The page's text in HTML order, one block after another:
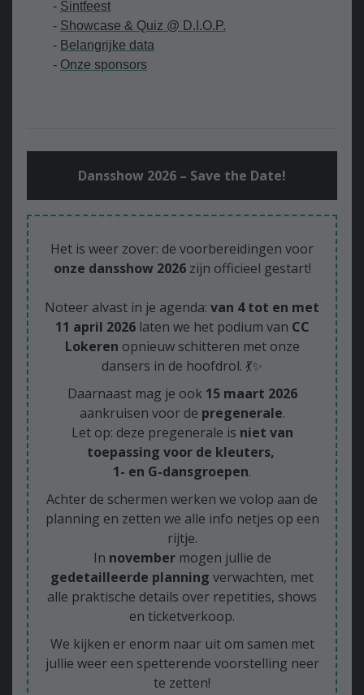
- Sintfeest
- Showcase & Quiz @ D.I.O.P.
- Belangrijke data
- Onze sponsors
Dansshow 2026 – Save the Date!
Het is weer zover: de voorbereidingen voor
onze dansshow 2026zijn officieel gestart!
Noteer alvast in je agenda: van 4 tot en met
11 april 2026laten we het podium van CC
Lokeren opnieuw schitteren met onze
dansers in de hoofdrol. 💃✨
Daarnaast mag je ook 15 maart 2026
aankruisen voor de pregenerale.
Let op: deze pregenerale is niet van
toepassing voor de kleuters,
1- en G-dansgroepen.
Achter de schermen werken we volop aan de
planning en zetten we alle info netjes op een
rijtje.
In novembermogen jullie de
gedetailleerde planning verwachten, met
alle praktische details over repetities, shows
en ticketverkoop.
We kijken er enorm naar uit om samen met
jullie weer een spetterende voorstelling neer
te zetten!